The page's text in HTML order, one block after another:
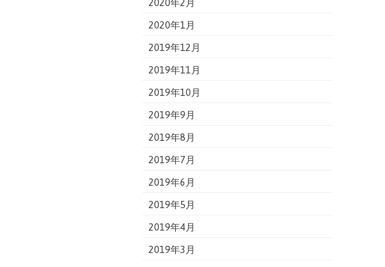
2020年2月
2020年1月
2019年12月
2019年11月
2019年10月
2019年9月
2019年8月
2019年7月
2019年6月
2019年5月
2019年4月
2019年3月